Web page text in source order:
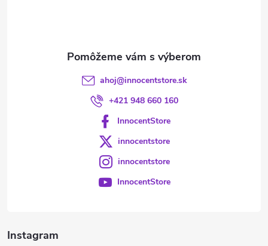
Instagram
ahoj@innocentstore.sk
+421 948 660 160
InnocentStore
innocentstore
innocentstore
InnocentStore